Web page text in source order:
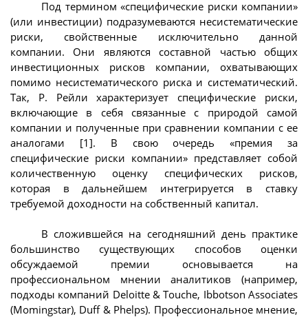
Под термином «специфические риски компании»
(или инвестиции) подразумеваются несистематические
риски, свойственные исключительно данной
компании. Они являются составной частью общих
инвестиционных рисков компании, охватывающих
помимо несистематического риска и систематический.
Так, Р. Рейли характеризует специфические риски,
включающие в себя связанные с природой самой
компании и полученные при сравнении компании с ее
аналогами [1]. В свою очередь «премия за
специфические риски компании» представляет собой
количественную оценку специфических рисков,
которая в дальнейшем интегрируется в ставку
требуемой доходности на собственный капитал.
В сложившейся на сегодняшний день практике
большинство существующих способов оценки
обсуждаемой премии основывается на
профессиональном мнении аналитиков (например,
подходы компаний Deloitte & Touche, Ibbotson Associates
(Momingstar), Duff & Phelps). Профессиональное мнение,